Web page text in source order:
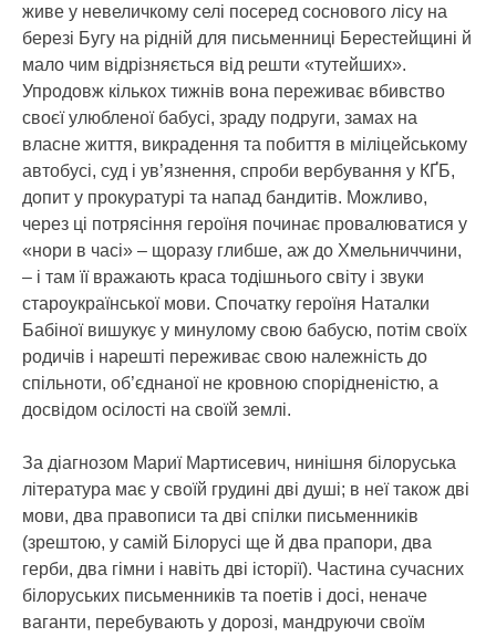
живе у невеличкому селі посеред соснового лісу на
березі Бугу на рідній для письменниці Берестейщині й
мало чим відрізняється від решти «тутейших».
Упродовж кількох тижнів вона переживає вбивство
своєї улюбленої бабусі, зраду подруги, замах на
власне життя, викрадення та побиття в міліцейському
автобусі, суд і ув’язнення, спроби вербування у КҐБ,
допит у прокуратурі та напад бандитів. Можливо,
через ці потрясіння героїня починає провалюватися у
«нори в часі» – щоразу глибше, аж до Хмельниччини,
– і там її вражають краса тодішнього світу і звуки
староукраїнської мови. Спочатку героїня Наталки
Бабіної вишукує у минулому свою бабусю, потім своїх
родичів і нарешті переживає свою належність до
спільноти, об’єднаної не кровною спорідненістю, а
досвідом осілості на своїй землі.
За діагнозом Мариї Мартисевич, нинішня білоруська
література має у своїй грудині дві душі; в неї також дві
мови, два правописи та дві спілки письменників
(зрештою, у самій Білорусі ще й два прапори, два
герби, два гімни і навіть дві історії). Частина сучасних
білоруських письменників та поетів і досі, неначе
ваганти, перебувають у дорозі, мандруючи своїм